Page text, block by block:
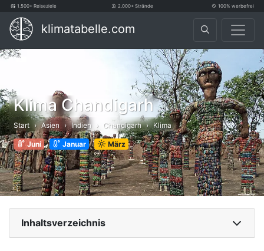
1.500+ Reiseziele 2.000+ Strände 100% werbefrei
klimatabelle.com
Klima Chandigarh
Start Asien Indien Chandigarh Klima
Juni Januar März
Inhaltsverzeichnis